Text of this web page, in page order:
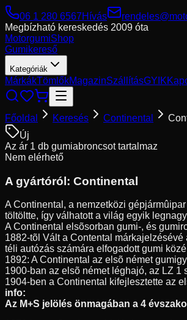
06 1 280 6567Hívás
Megbízható kereskedés 2009 óta
MotorgumiShop
Gumikereső
Kategóriák
MárkákTömlőkMagazinSzállításGYIK
Főoldal Keresés Continental
Új
Az ár 1 db gumiabroncsot tartalmaz
Nem elérhető
A gyártóról: Continental
A Continental, a nemzetközi
töltöltte, így válhatott a világ egyik
A Continental elsõsorban gumi-, és
1882-tõl Vált a Contental
téli autózás számára elfogadott gumi
1892: A Continental az elsõ német
1900-ban az elsõ német léghajó, az LZ
1904-ben a Continental kifejlesztette az
info:
Az M+S jelölés önmagában a 4